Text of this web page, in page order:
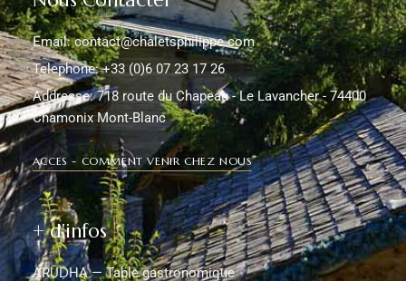
Email: contact@chaletsphilippe.com
Telephone: +33 (0)6 07 23 17 26
Addresse: 718 route du Chapeau - Le Lavancher - 74400
Chamonix Mont-Blanc
ACCES - COMMENT VENIR CHEZ NOUS
+ d'infos
ARŪḌHA — Table gastronomique